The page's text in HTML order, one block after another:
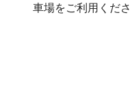
“動”から“静”へ切り替
車場をご利用くださ